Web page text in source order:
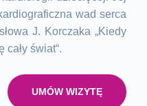
wad serca
J. Korczaka „Kiedy
świat“.
UMÓW WIZYTĘ